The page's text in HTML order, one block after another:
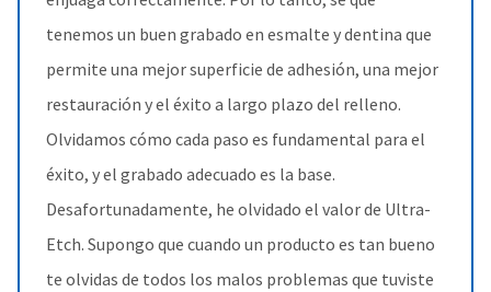
tenemos un buen grabado en esmalte y dentina que
permite una mejor superficie de adhesión, una mejor
restauración y el éxito a largo plazo del relleno.
Olvidamos cómo cada paso es fundamental para el
éxito, y el grabado adecuado es la base.
Desafortunadamente, he olvidado el valor de Ultra-
Etch. Supongo que cuando un producto es tan bueno
te olvidas de todos los malos problemas que tuviste